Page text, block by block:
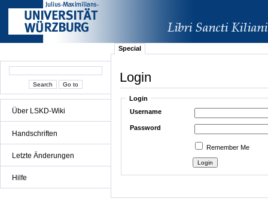
Über LSKD-Wiki
Handschriften
Letzte Änderungen
Hilfe
Special
Login
Login
Username
Password
Remember Me